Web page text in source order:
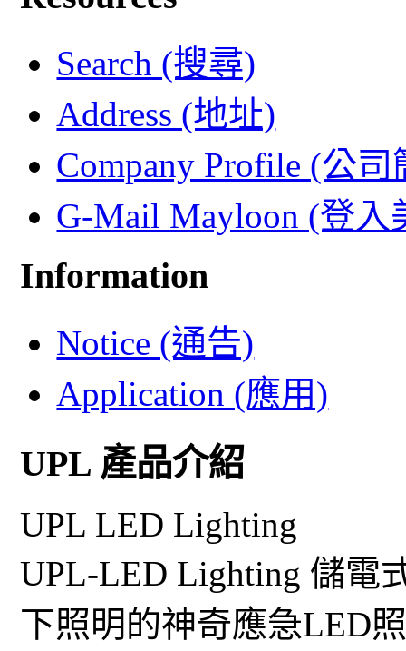
Search (搜尋)
Address (地址)
Company Profile (公司
G-Mail Mayloon (登入
Information
Notice (通告)
Application (應用)
UPL 產品介紹
UPL LED Lighting
UPL-LED Lighting 儲電
下照明的神奇應急LED